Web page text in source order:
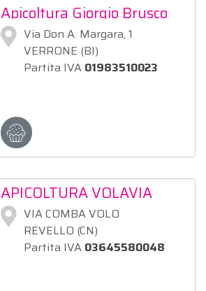
Apicoltura Giorgio Brusco
Via Don A. Margara, 1
VERRONE (BI)
Partita IVA 01983510023
APICOLTURA VOLAVIA
VIA COMBA VOLO
REVELLO (CN)
Partita IVA 03645580048